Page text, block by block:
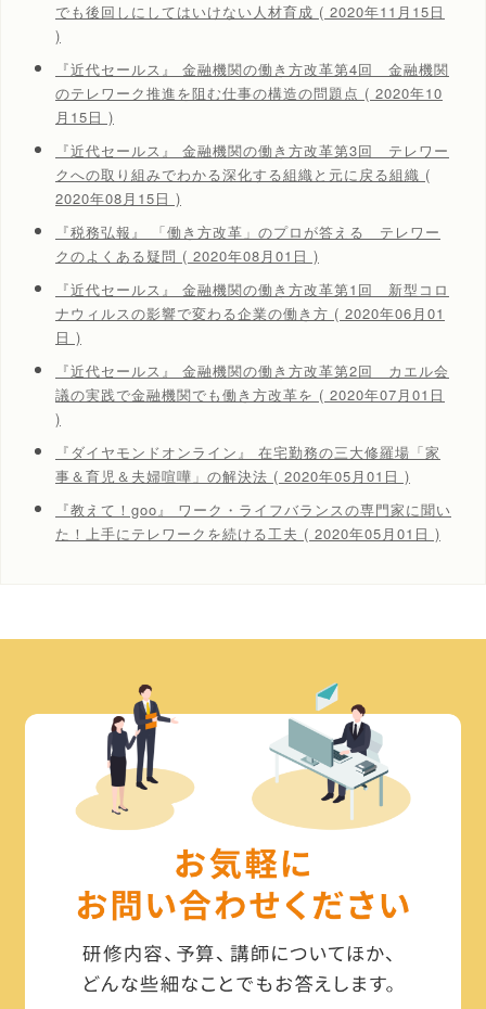
でも後回しにしてはいけない人材育成 ( 2020年11月15日
)
『近代セールス』 金融機関の働き方改革第4回 金融機関
のテレワーク推進を阻む仕事の構造の問題点 ( 2020年10
月15日 )
『近代セールス』 金融機関の働き方改革第3回 テレワー
クへの取り組みでわかる深化する組織と元に戻る組織 (
2020年08月15日 )
『税務弘報』 「働き方改革」のプロが答える テレワー
クのよくある疑問 ( 2020年08月01日 )
『近代セールス』 金融機関の働き方改革第1回 新型コロ
ナウィルスの影響で変わる企業の働き方 ( 2020年06月01
日 )
『近代セールス』 金融機関の働き方改革第2回 カエル会
議の実践で金融機関でも働き方改革を ( 2020年07月01日
)
『ダイヤモンドオンライン』 在宅勤務の三大修羅場「家
事＆育児＆夫婦喧嘩」の解決法 ( 2020年05月01日 )
『教えて！goo』 ワーク・ライフバランスの専門家に聞い
た！上手にテレワークを続ける工夫 ( 2020年05月01日 )